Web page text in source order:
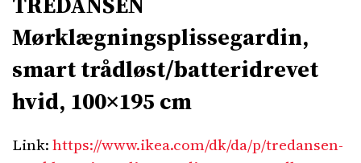
Mørklægningsplissegardin,
smart trådløst/batteridrevet
hvid, 100×195 cm
Link:https://www.ikea.com/dk/da/p/tredansen-